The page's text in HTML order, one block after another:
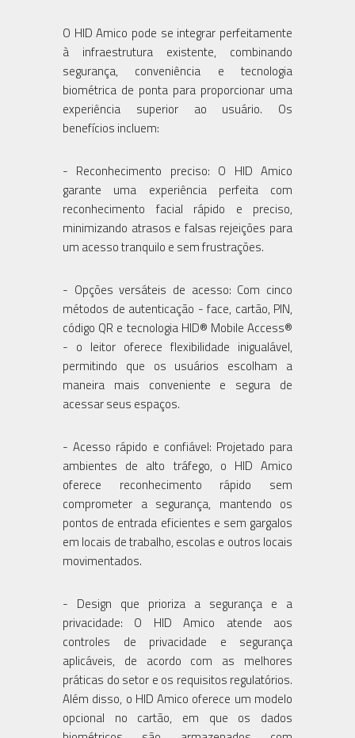
O HID Amico pode se integrar perfeitamente
à infraestrutura existente, combinando
segurança, conveniência e tecnologia
biométrica de ponta para proporcionar uma
experiência superior ao usuário. Os
benefícios incluem:
- Reconhecimento preciso: O HID Amico
garante uma experiência perfeita com
reconhecimento facial rápido e preciso,
minimizando atrasos e falsas rejeições para
um acesso tranquilo e sem frustrações.
- Opções versáteis de acesso: Com cinco
métodos de autenticação - face, cartão, PIN,
código QR e tecnologia HID® Mobile Access®
- o leitor oferece flexibilidade inigualável,
permitindo que os usuários escolham a
maneira mais conveniente e segura de
acessar seus espaços.
- Acesso rápido e confiável: Projetado para
ambientes de alto tráfego, o HID Amico
oferece reconhecimento rápido sem
comprometer a segurança, mantendo os
pontos de entrada eficientes e sem gargalos
em locais de trabalho, escolas e outros locais
movimentados.
- Design que prioriza a segurança e a
privacidade: O HID Amico atende aos
controles de privacidade e segurança
aplicáveis, de acordo com as melhores
práticas do setor e os requisitos regulatórios.
Além disso, o HID Amico oferece um modelo
opcional no cartão, em que os dados